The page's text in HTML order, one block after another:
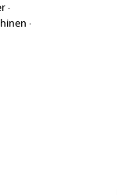
·
·